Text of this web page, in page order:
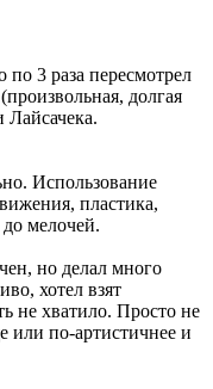
3 раза пересмотрел
долгая
Использование
пластика,
до мелочей.
но делал много
хотел взят
не хватило. Просто не
или по-артистичнее и